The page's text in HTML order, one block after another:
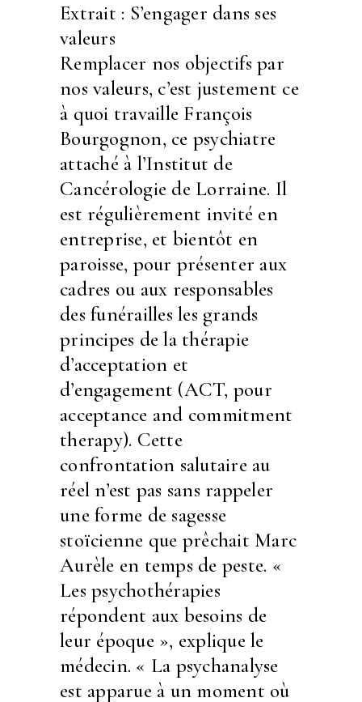
Extrait : S’engager dans ses
valeurs
Remplacer nos objectifs par
nos valeurs, c’est justement ce
à quoi travaille François
Bourgognon, ce psychiatre
attaché à l’Institut de
Cancérologie de Lorraine. Il
est régulièrement invité en
entreprise, et bientôt en
paroisse, pour présenter aux
cadres ou aux responsables
des funérailles les grands
principes de la thérapie
d’acceptation et
d’engagement (ACT, pour
acceptance and commitment
therapy). Cette
confrontation salutaire au
réel n’est pas sans rappeler
une forme de sagesse
stoïcienne que prêchait Marc
Aurèle en temps de peste. «
Les psychothérapies
répondent aux besoins de
leur époque », explique le
médecin. « La psychanalyse
est apparue à un moment où